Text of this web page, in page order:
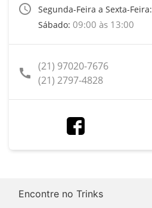
access_time Segunda-Feira a Sexta-Feira:
Sábado: 09:00 às 13:00
call (21) 97020-7676
(21) 2797-4828
Encontre no Trinks